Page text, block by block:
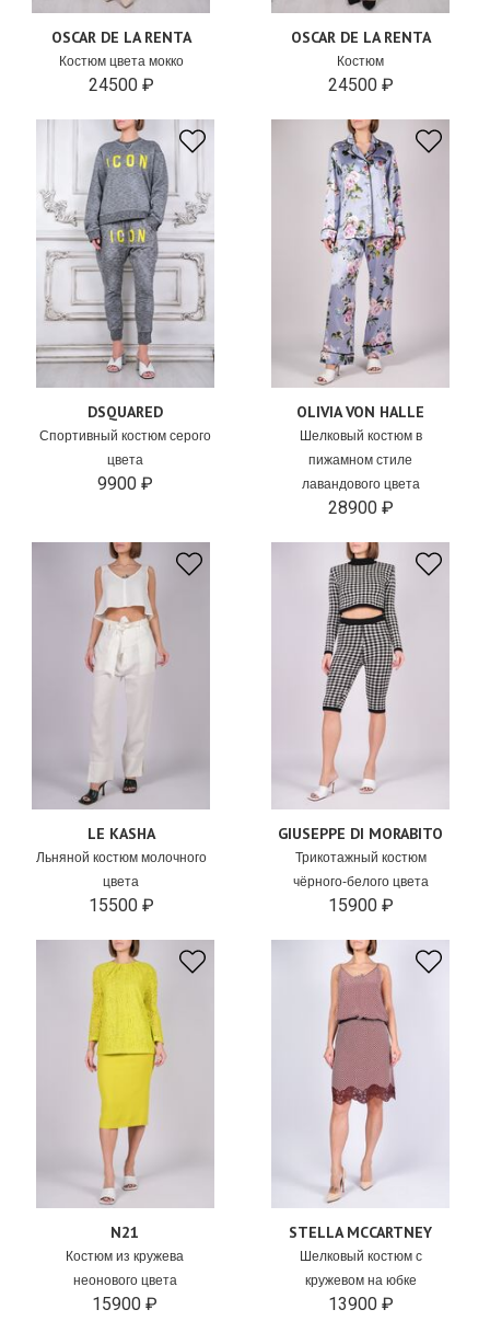
OSCAR DE LA RENTA
Костюм цвета мокко
24500 ₽
OSCAR DE LA RENTA
Костюм
24500 ₽
DSQUARED
Спортивный костюм серого
цвета
9900 ₽
OLIVIA VON HALLE
Шелковый костюм в
пижамном стиле
лавандового цвета
28900 ₽
LE KASHA
Льняной костюм молочного
цвета
15500 ₽
GIUSEPPE DI MORABITO
Трикотажный костюм
чёрного-белого цвета
15900 ₽
N21
Костюм из кружева
неонового цвета
15900 ₽
STELLA MCCARTNEY
Шелковый костюм с
кружевом на юбке
13900 ₽